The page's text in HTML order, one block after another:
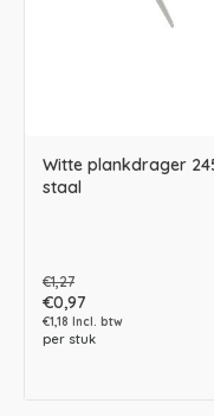
Witte plankdrager
staal
€1,27
€0,97
€1,18 Incl. btw
per stuk